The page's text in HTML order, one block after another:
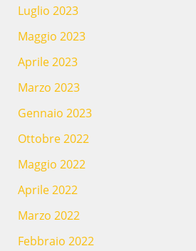
Luglio 2023
Maggio 2023
Aprile 2023
Marzo 2023
Gennaio 2023
Ottobre 2022
Maggio 2022
Aprile 2022
Marzo 2022
Febbraio 2022